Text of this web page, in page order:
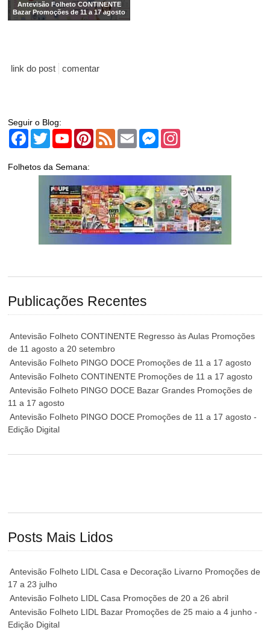
Antevisão Folheto CONTINENTE
Bazar Promoções de 11 a 17 agosto
link do post comentar
Seguir o Blog:
Facebook
TwitterYouTubePinterest
Feed Email Messenger
Folhetos da Semana:
Publicações Recentes
Antevisão Folheto CONTINENTE Regresso às Aulas Promoções
de 11 agosto a 20 setembro
Antevisão Folheto PINGO DOCE Promoções de 11 a 17 agosto
Antevisão Folheto CONTINENTE Promoções de 11 a 17 agosto
Antevisão Folheto PINGO DOCE Bazar Grandes Promoções de
11 a 17 agosto
Antevisão Folheto PINGO DOCE Promoções de 11 a 17 agosto -
Edição Digital
Posts Mais Lidos
Antevisão Folheto LIDL Casa e Decoração Livarno Promoções de
17 a 23 julho
Antevisão Folheto LIDL Casa Promoções de 20 a 26 abril
Antevisão Folheto LIDL Bazar Promoções de 25 maio a 4 junho -
Edição Digital